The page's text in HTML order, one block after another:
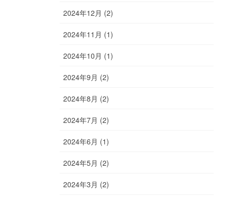
2024年12月 (2)
2024年11月 (1)
2024年10月 (1)
2024年9月 (2)
2024年8月 (2)
2024年7月 (2)
2024年6月 (1)
2024年5月 (2)
2024年3月 (2)